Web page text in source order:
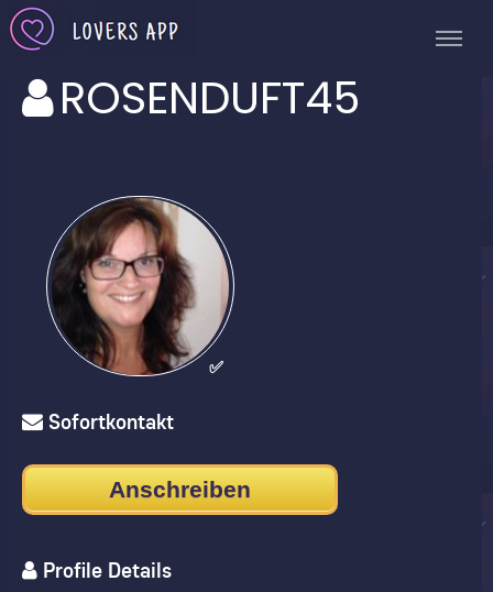
ROSENDUFT45
✅
Sofortkontakt
Anschreiben
Profile Details